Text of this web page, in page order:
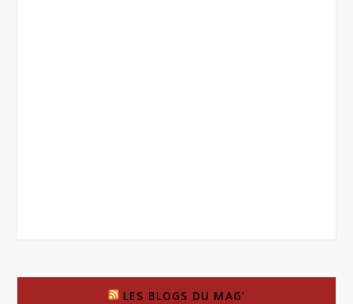
LES BLOGS DU MAG’